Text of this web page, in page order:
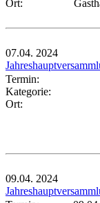
Ort:
07.04. 2024
Termin:
Kategorie:
Ort:
09.04. 2024